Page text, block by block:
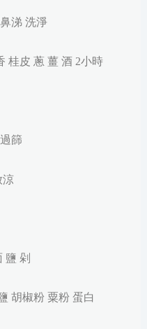
涕洗淨
桂皮 蔥 薑 酒 2小時
篩
涼
鹽 剁
胡椒粉 粟粉 蛋白